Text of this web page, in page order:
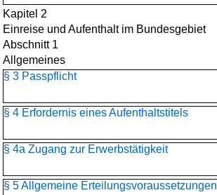
Kapitel 2
Einreise und Aufenthalt im Bundesgebiet
Abschnitt 1
Allgemeines
§ 3 Passpflicht
§ 4 Erfordernis eines Aufenthaltstitels
§ 4a Zugang zur Erwerbstätigkeit
§ 5 Allgemeine Erteilungsvoraussetzungen